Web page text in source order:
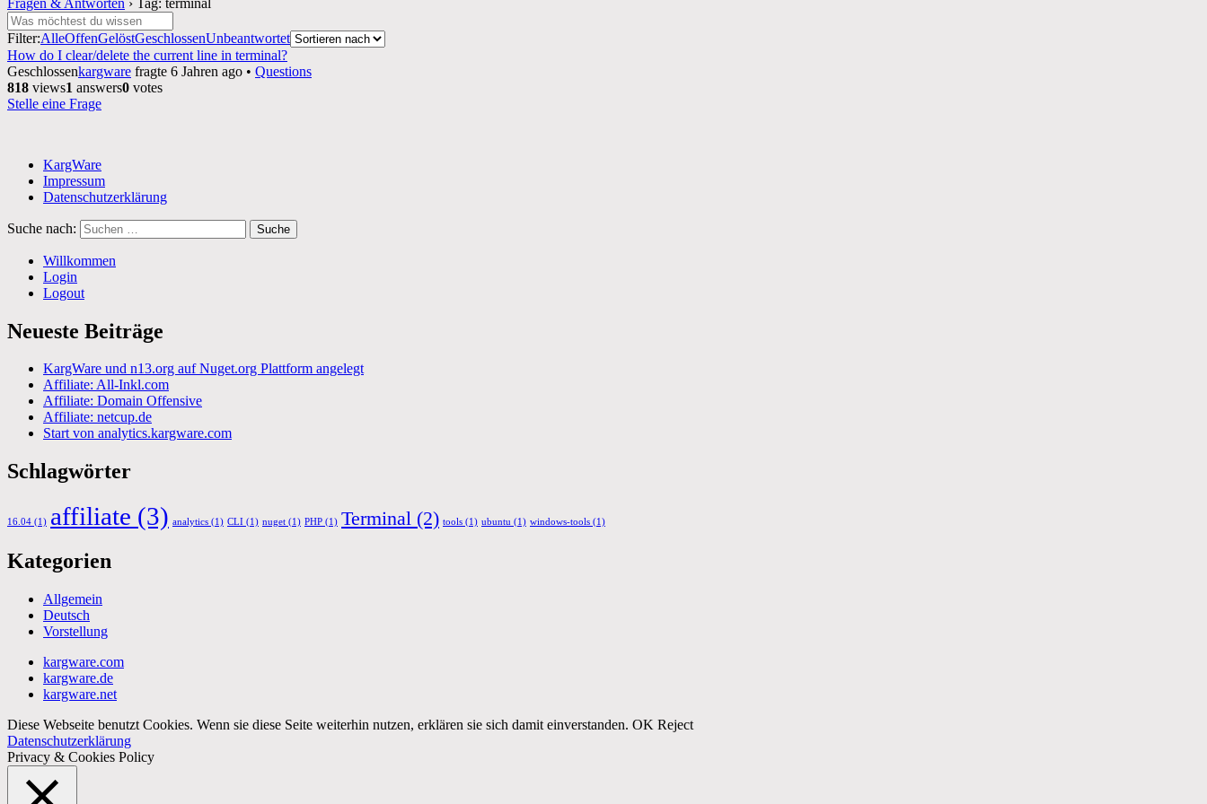
Filter:AlleOffenGelöstGeschlossenUnbeantwortet
How do I clear/delete the current line in terminal?
Geschlossenkargware fragte 6 Jahren ago • Questions
818 views1 answers0 votes
Stelle eine Frage
KargWare
Impressum
Datenschutzerklärung
Suche nach:
Willkommen
Login
Logout
Neueste Beiträge
KargWare und n13.org auf Nuget.org Plattform angelegt
Affiliate: All-Inkl.com
Affiliate: Domain Offensive
Affiliate: netcup.de
Start von analytics.kargware.com
Schlagwörter
16.04 (1) affiliate (3) analytics (1) CLI (1) nuget (1) PHP (1) Terminal (2) tools (1) ubuntu (1) windows-tools (1)
Kategorien
Allgemein
Deutsch
Vorstellung
kargware.com
kargware.de
kargware.net
Diese Webseite benutzt Cookies. Wenn sie diese Seite weiterhin nutzen, erklären sie sich damit einverstanden. OK Reject
Datenschutzerklärung
Privacy & Cookies Policy